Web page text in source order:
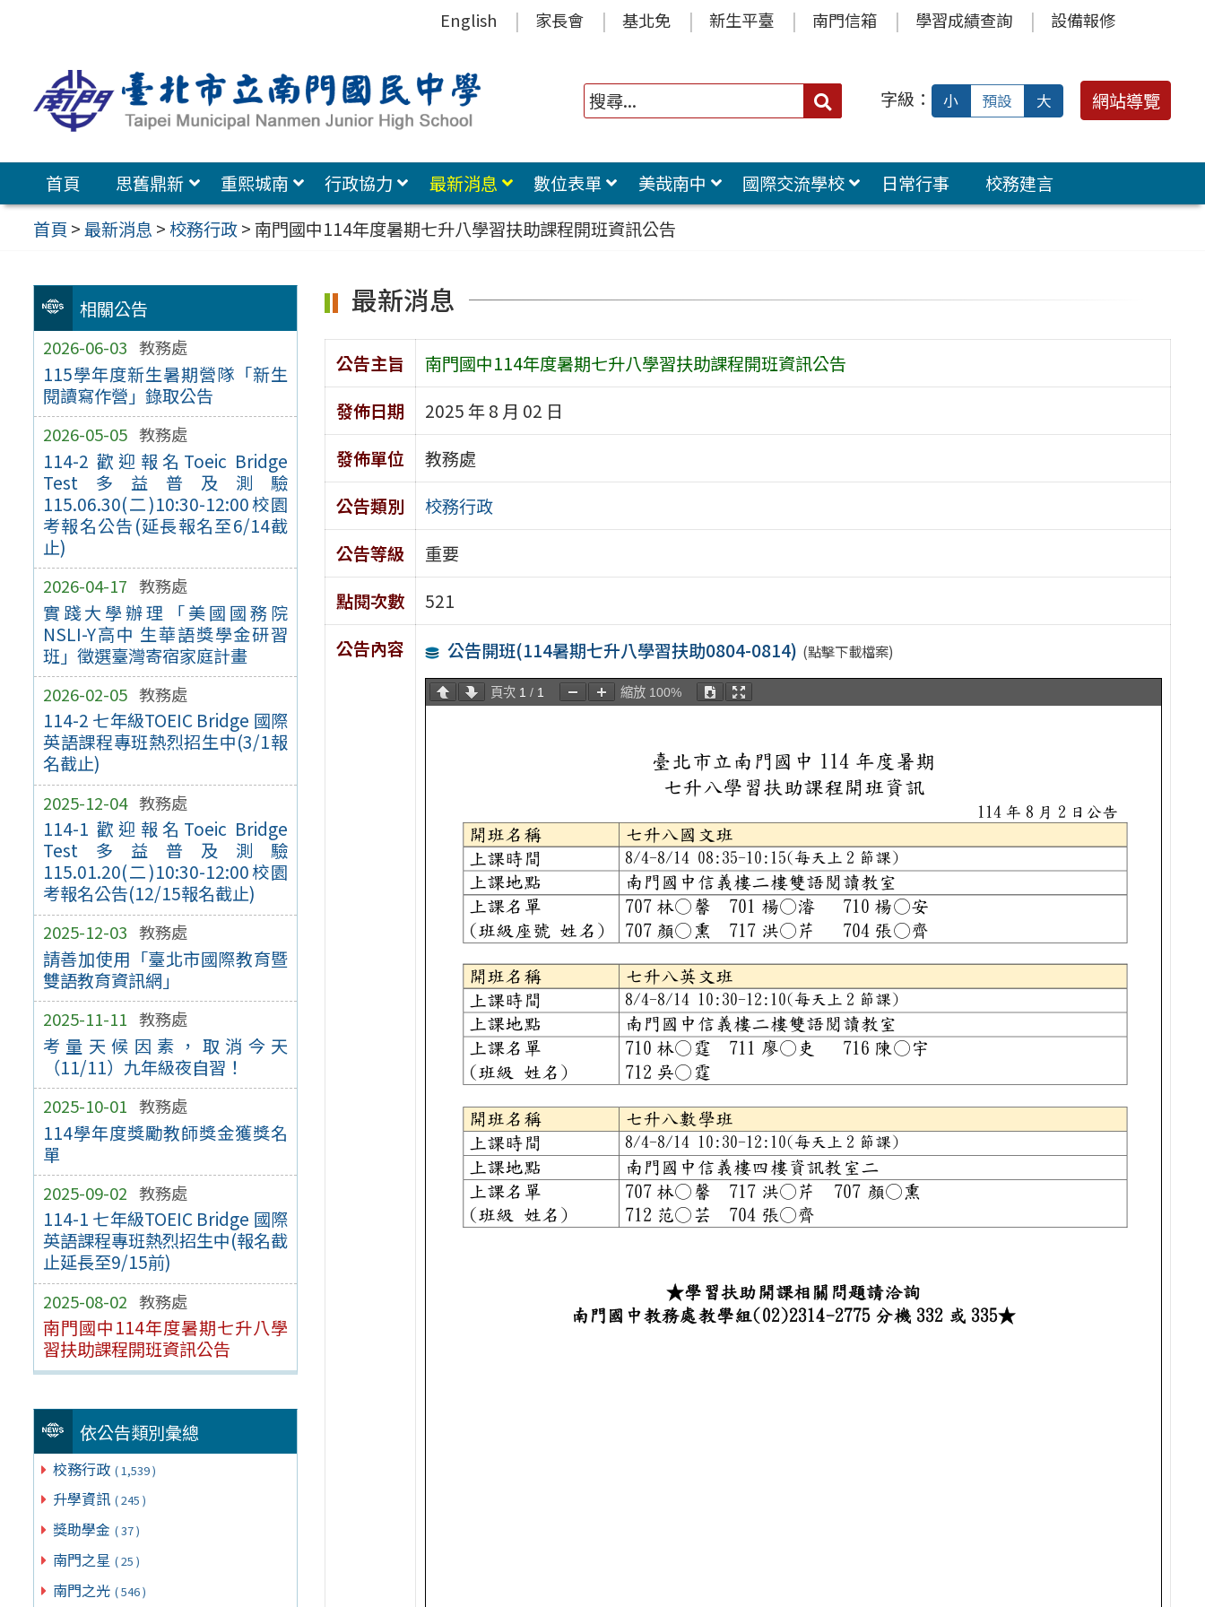
容
區
English 家長會 基北免 新生平臺 南門信箱 學習成績查詢 設備報修
搜
字級： 小 預設 大 網站導覽
首頁 思舊鼎新 重熙城南 行政協力 最新消息 數位表單 美哉南中 國際交流學校 日常行事
校務建言
首頁 >最新消息 >校務行政>南門國中114年度暑期七升八學習扶助課程開班資訊公告
相關公告
2026-06-03 教務處
115學年度新生暑期營隊「新生
閱讀寫作營」錄取公告
2026-05-05 教務處
114-2 歡迎報名Toeic Bridge
Test多益普及測驗
115.06.30(二)10:30-12:00校園
考報名公告(延長報名至6/14截
止)
2026-04-17 教務處
實踐大學辦理「美國國務院
NSLI-Y高中 生華語獎學金研習
班」徵選臺灣寄宿家庭計畫
2026-02-05 教務處
114-2 七年級TOEIC Bridge 國際
英語課程專班熱烈招生中(3/1報
名截止)
2025-12-04 教務處
114-1 歡迎報名Toeic Bridge
Test多益普及測驗
115.01.20(二)10:30-12:00校園
考報名公告(12/15報名截止)
2025-12-03 教務處
請善加使用「臺北市國際教育暨
雙語教育資訊網」
2025-11-11 教務處
考量天候因素，取消今天
（11/11）九年級夜自習！
2025-10-01 教務處
114學年度獎勵教師獎金獲獎名
單
2025-09-02 教務處
114-1 七年級TOEIC Bridge 國際
英語課程專班熱烈招生中(報名截
止延長至9/15前)
2025-08-02 教務處
南門國中114年度暑期七升八學
習扶助課程開班資訊公告
依公告類別彙總
校務行政 ( 1,539 )
升學資訊 ( 245 )
獎助學金 ( 37 )
南門之星 ( 25 )
南門之光 ( 546 )
最新消息
公告主旨
南門國中114年度暑期七升八學習扶助課程開班資訊公告
發佈日期
2025 年 8 月 02 日
發佈單位
教務處
公告類別
校務行政
公告等級
重要
點閱次數
521
公告內容
公告開班(114暑期七升八學習扶助0804-0814) (點擊下載檔案)
頁次 1 / 1 縮放 100%